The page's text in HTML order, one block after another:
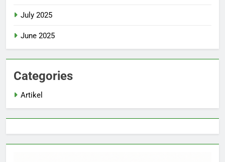
July 2025
June 2025
Categories
Artikel